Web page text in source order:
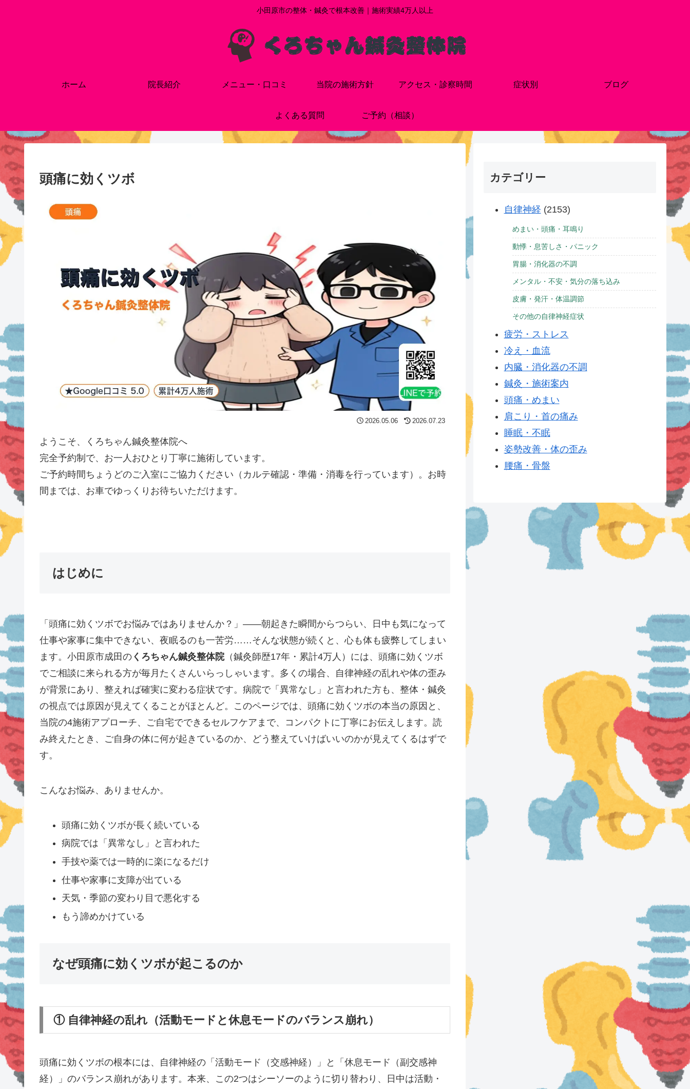
小田原市の整体・鍼灸で根本改善｜施術実績4万人以上
ホーム 院長紹介 メニュー・口コミ 当院の施術方針 アクセス・診察時間 症状別 ブログ
よくある質問 ご予約（相談）
頭痛に効くツボ
2026.05.06 2026.07.23
ようこそ、くろちゃん鍼灸整体院へ
完全予約制で、お一人おひとり丁寧に施術しています。
ご予約時間ちょうどのご入室にご協力ください（カルテ確認・準備・消毒を行っています）。お時
間までは、お車でゆっくりお待ちいただけます。
はじめに
「頭痛に効くツボでお悩みではありませんか？」——朝起きた瞬間からつらい、日中も気になって
仕事や家事に集中できない、夜眠るのも一苦労……そんな状態が続くと、心も体も疲弊してしまい
ます。小田原市成田のくろちゃん鍼灸整体院（鍼灸師歴17年・累計4万人）には、頭痛に効くツボ
でご相談に来られる方が毎月たくさんいらっしゃいます。多くの場合、自律神経の乱れや体の歪み
が背景にあり、整えれば確実に変わる症状です。病院で「異常なし」と言われた方も、整体・鍼灸
の視点では原因が見えてくることがほとんど。このページでは、頭痛に効くツボの本当の原因と、
当院の4施術アプローチ、ご自宅でできるセルフケアまで、コンパクトに丁寧にお伝えします。読
み終えたとき、ご自身の体に何が起きているのか、どう整えていけばいいのかが見えてくるはずで
す。
こんなお悩み、ありませんか。
頭痛に効くツボが長く続いている
病院では「異常なし」と言われた
手技や薬では一時的に楽になるだけ
仕事や家事に支障が出ている
天気・季節の変わり目で悪化する
もう諦めかけている
なぜ頭痛に効くツボが起こるのか
① 自律神経の乱れ（活動モードと休息モードのバランス崩れ）
頭痛に効くツボの根本には、自律神経の「活動モード（交感神経）」と「休息モード（副交感神
経）」のバランス崩れがあります。本来、この2つはシーソーのように切り替わり、日中は活動・
カテゴリー
自律神経 (2153)
めまい・頭痛・耳鳴り
動悸・息苦しさ・パニック
胃腸・消化器の不調
メンタル・不安・気分の落ち込み
皮膚・発汗・体温調節
その他の自律神経症状
疲労・ストレス
冷え・血流
内臓・消化器の不調
鍼灸・施術案内
頭痛・めまい
肩こり・首の痛み
睡眠・不眠
姿勢改善・体の歪み
腰痛・骨盤